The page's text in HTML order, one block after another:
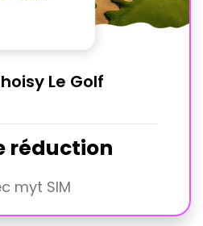
Le Golf
réduction
myt SIM